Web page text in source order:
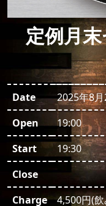
定例月
Date
2025年8
Open
19:00
Start
19:30
Close
Charge
4,500円(